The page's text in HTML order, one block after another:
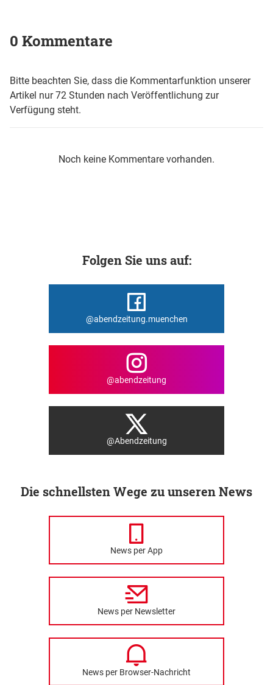
0 Kommentare
Bitte beachten Sie, dass die Kommentarfunktion unserer
Artikel nur 72 Stunden nach Veröffentlichung zur
Verfügung steht.
Noch keine Kommentare vorhanden.
Folgen Sie uns auf:
@abendzeitung.muenchen
@abendzeitung
@Abendzeitung
Die schnellsten Wege zu unseren News
News per App
News per Newsletter
News per Browser-Nachricht